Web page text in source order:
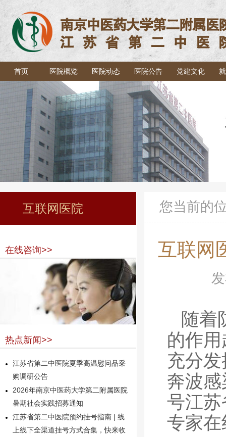
首页 医院概览 医院动态 医院公告 党建文化
互联网医院
在线咨询>>
热点新闻>>
江苏省第二中医院夏季高温慰问品采
购调研公告
2026年南京中医药大学第二附属医院
暑期社会实践招募通知
江苏省第二中医院预约挂号指南 | 线
上线下全渠道挂号方式合集，快来收
您当前的
互联网
随着
的作
充分
奔波
号江
专家